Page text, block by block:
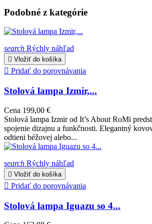
Podobné z kategórie
search Rýchly náhľad
 Vložiť do košíka
 Pridať do porovnávania
Stolová lampa Izmir,...
Cena 199,00 €
Stolová lampa Izmir od It’s About RoMi
spojenie dizajnu a funkčnosti. Elegantný
odtieni béžovej alebo...
search Rýchly náhľad
 Vložiť do košíka
 Pridať do porovnávania
Stolová lampa Iguazu so 4...